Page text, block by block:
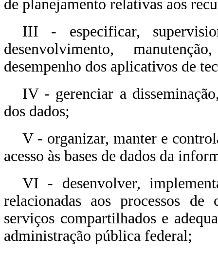
de planejamento relativas aos
III - especificar,
desenvolvimento,
desempenho dos aplicativos de
IV - gerenciar a
dos dados;
V - organizar, manter e
acesso às bases de dados da
VI - desenvolver,
relacionadas aos processos de
serviços compartilhados e
administração pública federal;